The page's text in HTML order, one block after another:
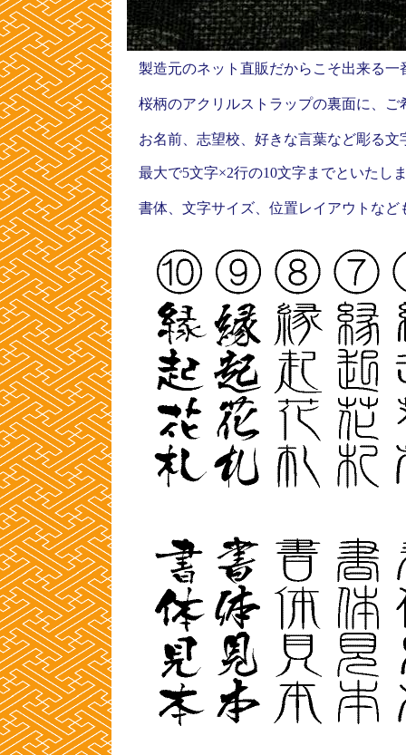
製造元のネット直販だからこそ出来る一
桜柄のアクリルストラップの裏面に、
お名前、志望校、好きな言葉など彫
最大で5文字×2行の10文字までといたし
書体、文字サイズ、位置レイアウトなど